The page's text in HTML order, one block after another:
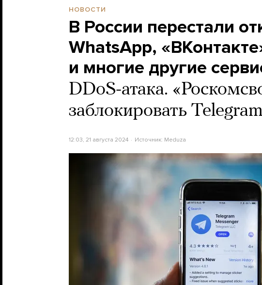
НОВОСТИ
В России перестали
WhatsApp,
и многие другие
DDoS-атака.
заблокировать
12:03, 21 августа 2024 Источник: Meduza